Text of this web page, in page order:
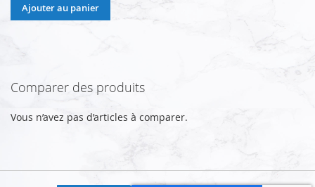
Ajouter au panier
Comparer des produits
Vous n’avez pas d’articles à comparer.